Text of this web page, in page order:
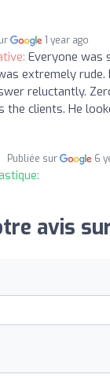
1 year ago
Everyone was
extremely
reluctantly.
clients. He
Publiée sur 6
avis